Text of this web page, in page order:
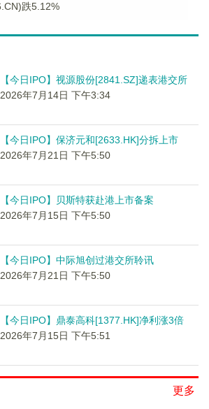
跌5.12%
【今日IPO】视源股份[2841.SZ]递表港交所
2026年7月14日 下午3:34
【今日IPO】保济元和[2633.HK]分拆上市
2026年7月21日 下午5:50
【今日IPO】贝斯特获赴港上市备案
2026年7月15日 下午5:50
【今日IPO】中际旭创过港交所聆讯
2026年7月21日 下午5:50
【今日IPO】鼎泰高科[1377.HK]净利涨3倍
2026年7月15日 下午5:51
更多